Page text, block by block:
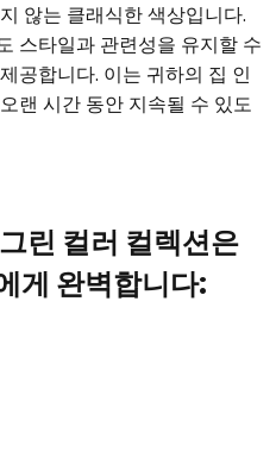
않는 클래식한 색상입니다.
스타일과 관련성을 유지할 수
공합니다. 이는 귀하의 집 인
랜 시간 동안 지속될 수 있도
린 컬러 컬렉션은
게 완벽합니다: